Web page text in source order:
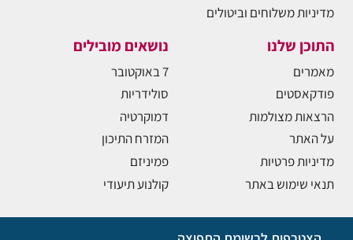
מדיניות משלוחים וביטולים
התוכן שלנו
מאמרים
פודקאסטים
הרצאות מצולמות
על האתר
מדיניות פרטיות
תנאי שימוש באתר
נושאים מובילים
7 באוקטובר
סולידריות
דמוקרטיה
המזרח התיכון
פמיניזם
קולנוע תיעודי